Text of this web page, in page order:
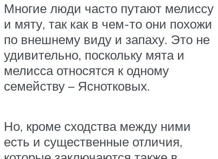
Многие люди часто путают мелиссу
и мяту, так как в чем-то они похожи
по внешнему виду и запаху. Это не
удивительно, поскольку мята и
мелисса относятся к одному
семейству – Яснотковых.
Но, кроме сходства между ними
есть и существенные отличия,